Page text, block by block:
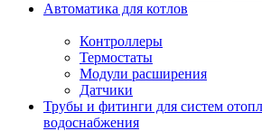
Автоматика для котлов
Контроллеры
Термостаты
Модули расширения
Датчики
Трубы и фитинги для систем
водоснабжения